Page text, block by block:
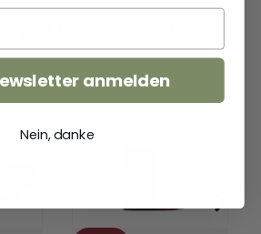
auch
Original
Kids
Gloss
Pink
anmelden
Nein, danke